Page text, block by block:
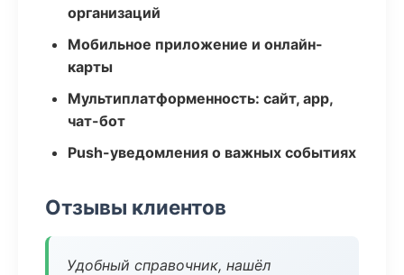
организаций
Мобильное приложение и онлайн-
карты
Мультиплатформенность: сайт, app,
чат-бот
Push-уведомления о важных событиях
Отзывы клиентов
Удобный справочник, нашёл